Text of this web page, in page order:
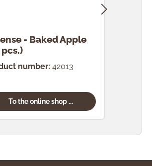
- Baked Apple
number: 42013
To the online shop ...